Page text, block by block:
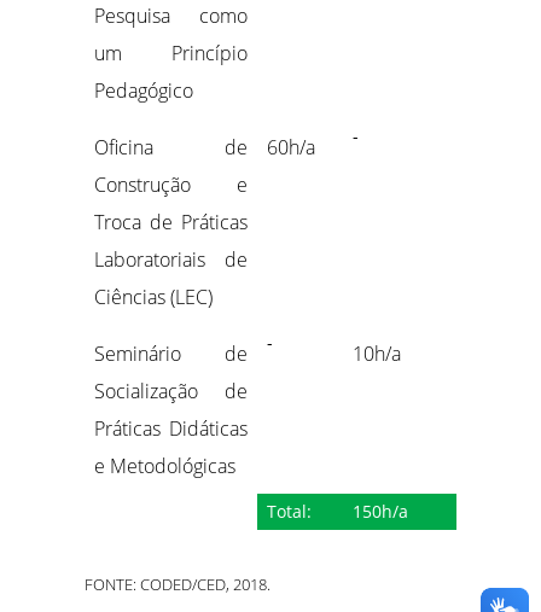
Pesquisa como
um Princípio
Pedagógico
Oficina de
Construção e
Troca de Práticas
Laboratoriais de
Ciências (LEC)
60h/a -
Seminário de
Socialização de
Práticas Didáticas
e Metodológicas
- 10h/a
Total: 150h/a
FONTE: CODED/CED, 2018.